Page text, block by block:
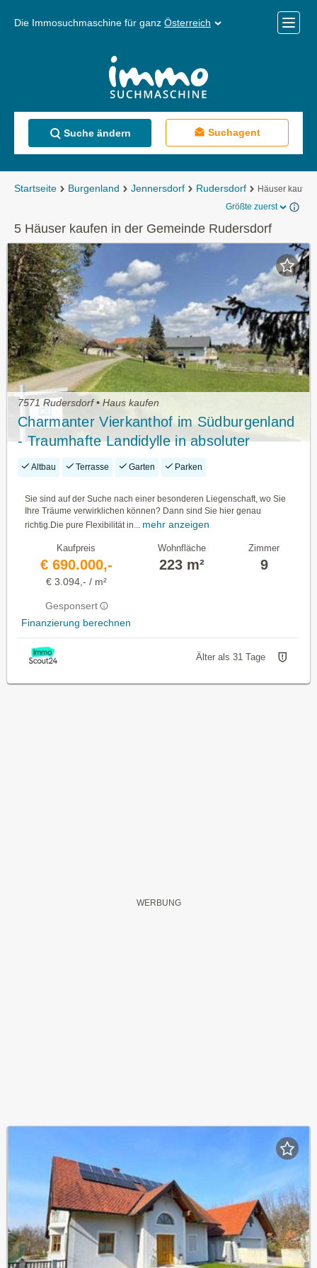
Die Immosuchmaschine für ganz Österreich
Menü
Suche ändern Suchagent
Startseite Burgenland Jennersdorf Rudersdorf
Häuser kaufen
Größte zuerst
5 Häuser kaufen in der Gemeinde Rudersdorf
7571 Rudersdorf • Haus kaufen
Charmanter Vierkanthof im Südburgenland
- Traumhafte Landidylle in absoluter
Ruhelage
Altbau Terrasse Garten Parken
Sie sind auf der Suche nach einer besonderen Liegenschaft, wo Sie
Ihre Träume verwirklichen können? Dann sind Sie hier genau
richtig.Die pure Flexibilität in...
mehr anzeigen
Kaufpreis
€ 690.000,-
€ 3.094,- / m²
Gesponsert
Finanzierung berechnen
Wohnfläche
223 m²
Zimmer
9
Älter als 31 Tage